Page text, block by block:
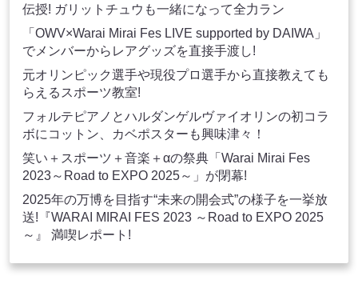
伝授! ガリットチュウも一緒になって全力ラン
「OWV×Warai Mirai Fes LIVE supported by DAIWA」
でメンバーからレアグッズを直接手渡し!
元オリンピック選手や現役プロ選手から直接教えても
らえるスポーツ教室!
フォルテピアノとハルダンゲルヴァイオリンの初コラ
ボにコットン、カベポスターも興味津々！
笑い＋スポーツ＋音楽＋αの祭典「Warai Mirai Fes
2023～Road to EXPO 2025～」が閉幕!
2025年の万博を目指す“未来の開会式”の様子を一挙放
送!『WARAI MIRAI FES 2023 ～Road to EXPO 2025
～』 満喫レポート!